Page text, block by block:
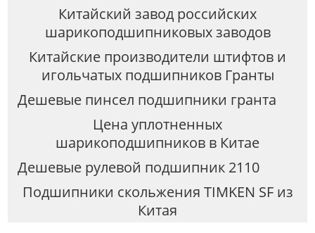
Китайский завод российских
шарикоподшипниковых заводов
Китайские производители штифтов и
игольчатых подшипников Гранты
Дешевые пинсел подшипники гранта
Цена уплотненных
шарикоподшипников в Китае
Дешевые рулевой подшипник 2110
Подшипники скольжения TIMKEN SF из
Китая